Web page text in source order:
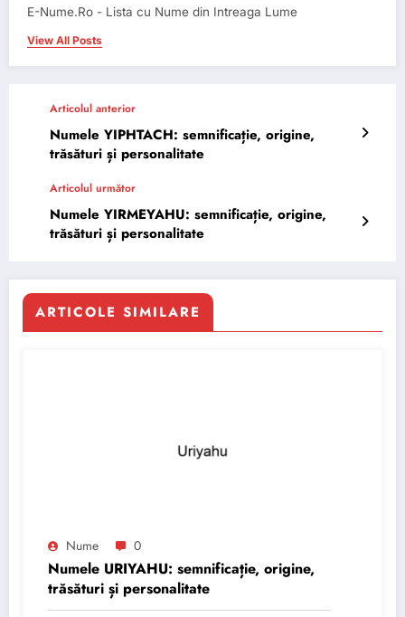
E-Nume.Ro - Lista cu Nume din Intreaga Lume
View All Posts
Articolul anterior
Numele YIPHTACH: semnificație, origine,
trăsături și personalitate
Articolul următor
Numele YIRMEYAHU: semnificație, origine,
trăsături și personalitate
ARTICOLE SIMILARE
Nume 0
Numele URIYAHU: semnificație, origine,
trăsături și personalitate